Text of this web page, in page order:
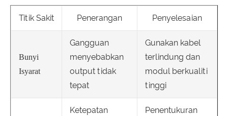
Titik Sakit Penerangan Penyelesaian
Bunyi
Isyarat
Gangguan
menyebabkan
output tidak
tepat
Gunakan kabel
terlindung dan
modul berkualiti
tinggi
Ketepatan
Penentukuran